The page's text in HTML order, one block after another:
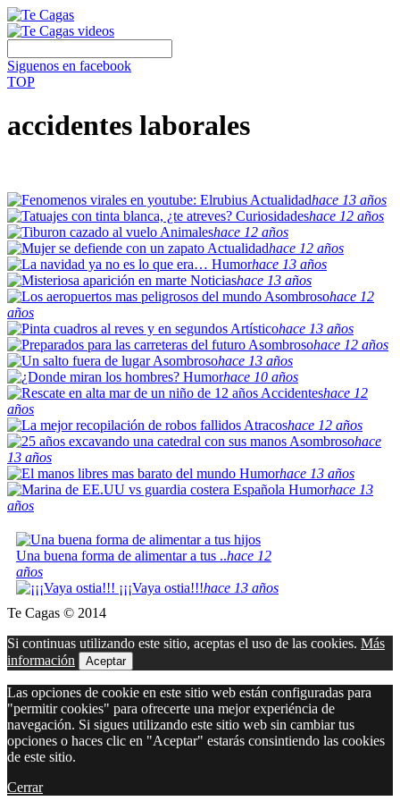
Siguenos en facebook
TOP
accidentes laborales
Actualidadhace 13 años
Curiosidadeshace 12 años
Animaleshace 12 años
Actualidadhace 12 años
Humorhace 13 años
Noticiashace 13 años
Asombrosohace 12
años
Artísticohace 13 años
Asombrosohace 12 años
Asombrosohace 13 años
Humorhace 10 años
Accidenteshace 12
años
Atracoshace 12 años
Asombrosohace
13 años
Humorhace 13 años
Humorhace 13
años
Una buena forma de alimentar a tus ..hace 12
años
¡¡¡Vaya ostia!!!hace 13 años
Te Cagas © 2014
Si continuas utilizando este sitio, aceptas el uso de las cookies. Más
información
Aceptar
Las opciones de cookie en este sitio web están configuradas para
"permitir cookies" para ofrecerte una mejor experiéncia de
navegación. Si sigues utilizando este sitio web sin cambiar tus
opciones o haces clic en "Aceptar" estarás consintiendo las cookies
de este sitio.
Cerrar